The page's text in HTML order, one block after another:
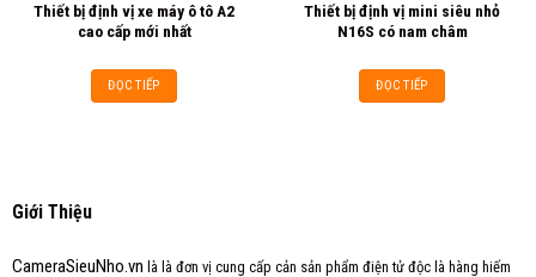
Thiết bị định vị xe máy ô tô A2
cao cấp mới nhất
ĐỌC TIẾP
Thiết bị định vị mini siêu nhỏ
N16S có nam châm
ĐỌC TIẾP
Giới Thiệu
CameraSieuNho.vn là là đơn vị cung cấp cản sản phẩm điện tử độc là hàng hiếm